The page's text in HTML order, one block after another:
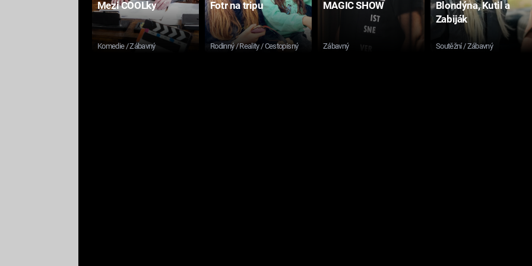
Mezi COOLky
Komedie / Zábavný
Fotr na tripu
Rodinný / Reality / Cestopisný
MAGIC SHOW
Zábavný
Blondýna, Kutil a
Zabiják
Soutěžní / Zábavný